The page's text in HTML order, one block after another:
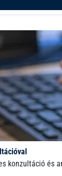
konzultáció és